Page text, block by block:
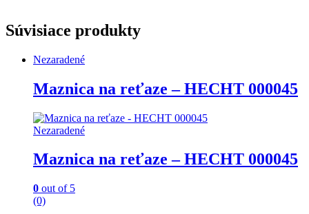
Súvisiace produkty
Nezaradené
Maznica na reťaze – HECHT 000045
Nezaradené
Maznica na reťaze – HECHT 000045
0 out of 5
(0)